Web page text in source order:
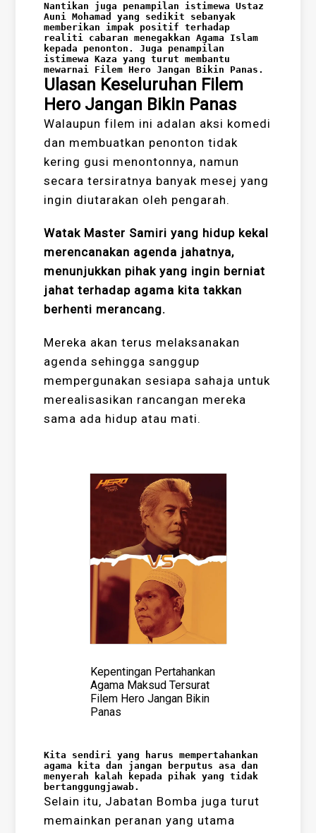
Nantikan juga penampilan istimewa Ustaz
Auni Mohamad yang sedikit sebanyak
memberikan impak positif terhadap
realiti cabaran menegakkan Agama Islam
kepada penonton. Juga penampilan
istimewa Kaza yang turut membantu
mewarnai Filem Hero Jangan Bikin Panas.
Ulasan Keseluruhan Filem
Hero Jangan Bikin Panas
Walaupun filem ini adalan aksi komedi
dan membuatkan penonton tidak
kering gusi menontonnya, namun
secara tersiratnya banyak mesej yang
ingin diutarakan oleh pengarah.
Watak Master Samiri yang hidup kekal
merencanakan agenda jahatnya,
menunjukkan pihak yang ingin berniat
jahat terhadap agama kita takkan
berhenti merancang.
Mereka akan terus melaksanakan
agenda sehingga sanggup
mempergunakan sesiapa sahaja untuk
merealisasikan rancangan mereka
sama ada hidup atau mati.
Kepentingan Pertahankan
Agama Maksud Tersurat
Filem Hero Jangan Bikin
Panas
Kita sendiri yang harus mempertahankan
agama kita dan jangan berputus asa dan
menyerah kalah kepada pihak yang tidak
bertanggungjawab.
Selain itu, Jabatan Bomba juga turut
memainkan peranan yang utama